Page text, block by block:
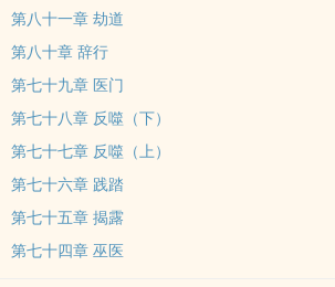
第八十一章 劫道
第八十章 辞行
第七十九章 医门
第七十八章 反噬（下）
第七十七章 反噬（上）
第七十六章 践踏
第七十五章 揭露
第七十四章 巫医